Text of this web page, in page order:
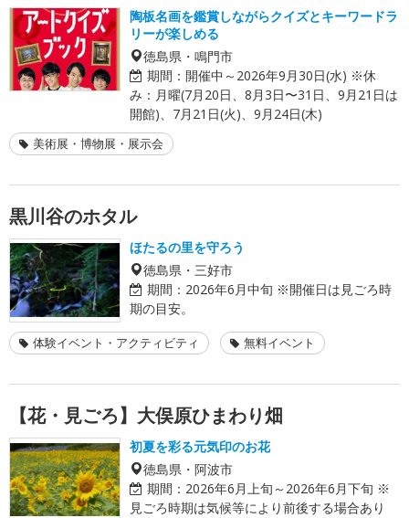
陶板名画を鑑賞しながらクイズとキーワードラ
リーが楽しめる
徳島県・鳴門市
期間： 開催中～2026年9月30日(水) ※休
み：月曜(7月20日、8月3日〜31日、9月21日は
開館)、7月21日(火)、9月24日(木)
美術展・博物展・展示会
黒川谷のホタル
ほたるの里を守ろう
徳島県・三好市
期間： 2026年6月中旬 ※開催日は見ごろ時
期の目安。
体験イベント・アクティビティ 無料イベント
【花・見ごろ】大俣原ひまわり畑
初夏を彩る元気印のお花
徳島県・阿波市
期間： 2026年6月上旬～2026年6月下旬 ※
見ごろ時期は気候等により前後する場合あり